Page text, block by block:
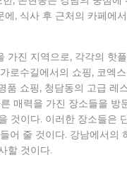
에, 식사 후 근처의 카페에
가진 지역으로, 각각의 핫
로수길에서의 쇼핑, 코엑
품 쇼핑, 청담동의 고급 레
매력을 가진 장소들을 방
것이다. 이러한 장소들은
어 줄 것이다. 강남에서의
할 것이다.